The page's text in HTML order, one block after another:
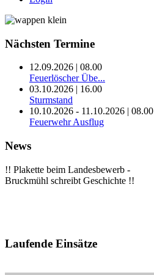
Nächsten Termine
12.09.2026 | 08.00
Feuerlöscher Übe...
03.10.2026 | 16.00
Sturmstand
10.10.2026 - 11.10.2026 | 08.00
Feuerwehr Ausflug
News
!! Plakette beim Landesbewerb -
Bruckmühl schreibt Geschichte !!
Laufende Einsätze